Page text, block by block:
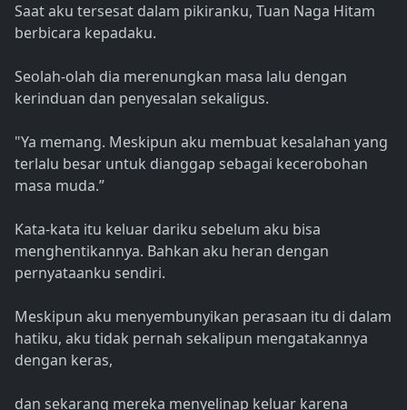
Saat aku tersesat dalam pikiranku, Tuan Naga Hitam
berbicara kepadaku.
Seolah-olah dia merenungkan masa lalu dengan
kerinduan dan penyesalan sekaligus.
"Ya memang. Meskipun aku membuat kesalahan yang
terlalu besar untuk dianggap sebagai kecerobohan
masa muda.”
Kata-kata itu keluar dariku sebelum aku bisa
menghentikannya. Bahkan aku heran dengan
pernyataanku sendiri.
Meskipun aku menyembunyikan perasaan itu di dalam
hatiku, aku tidak pernah sekalipun mengatakannya
dengan keras,
dan sekarang mereka menyelinap keluar karena